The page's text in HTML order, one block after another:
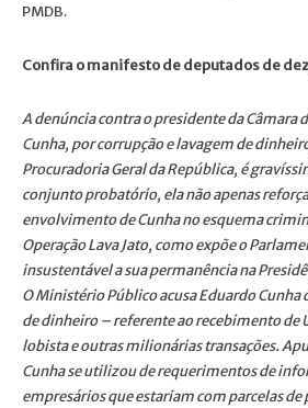
PMDB.
Confira o manifesto de deputados de
A denúncia contra o presidente da Câmara
Cunha, por corrupção e lavagem de
Procuradoria Geral da República, é
conjunto probatório, ela não apenas
envolvimento de Cunha no esquema
Operação Lava Jato, como expõe o
insustentável a sua permanência na
O Ministério Público acusa Eduardo Cunha
de dinheiro – referente ao recebimento de
lobista e outras milionárias transações.
Cunha se utilizou de requerimentos de
empresários que estariam com parcelas